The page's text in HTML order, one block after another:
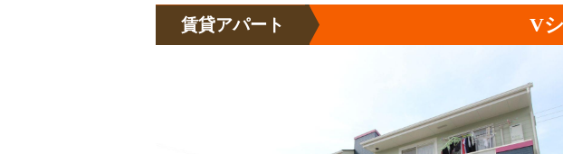
賃貸アパート V